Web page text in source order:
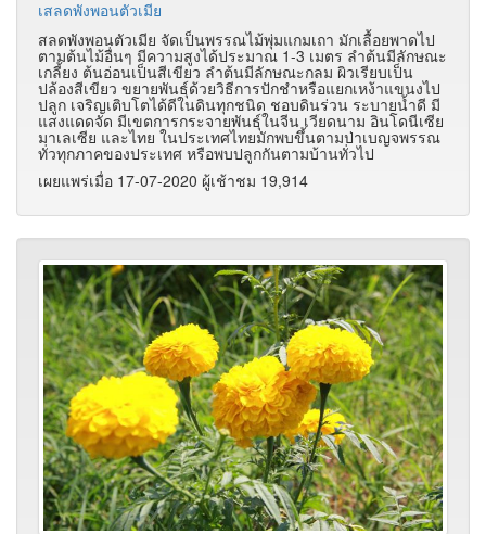
เสลดพังพอนตัวเมีย
สลดพังพอนตัวเมีย จัดเป็นพรรณไม้พุ่มแกมเถา มักเลื้อยพาดไป
ตามต้นไม้อื่นๆ มีความสูงได้ประมาณ 1-3 เมตร ลำต้นมีลักษณะ
เกลี้ยง ต้นอ่อนเป็นสีเขียว ลำต้นมีลักษณะกลม ผิวเรียบเป็น
ปล้องสีเขียว ขยายพันธุ์ด้วยวิธีการปักชำหรือแยกเหง้าแขนงไป
ปลูก เจริญเติบโตได้ดีในดินทุกชนิด ชอบดินร่วน ระบายน้ำดี มี
แสงแดดจัด มีเขตการกระจายพันธุ์ในจีน เวียดนาม อินโดนีเซีย
มาเลเซีย และไทย ในประเทศไทยมักพบขึ้นตามป่าเบญจพรรณ
ทั่วทุกภาคของประเทศ หรือพบปลูกกันตามบ้านทั่วไป
เผยแพร่เมื่อ 17-07-2020 ผู้เช้าชม 19,914